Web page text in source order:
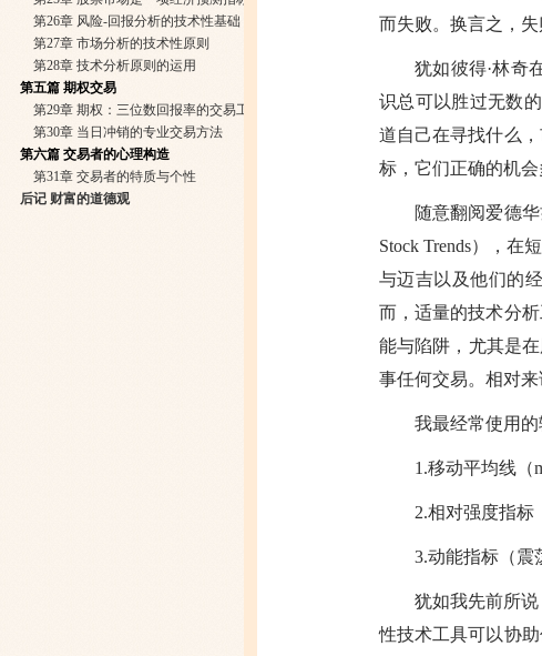
第26章 风险-回报分析的技术性基础
第27章 市场分析的技术性原则
第28章 技术分析原则的运用
第五篇 期权交易
第29章 期权：三位数回报率的交易工具
第30章 当日冲销的专业交易方法
第六篇 交易者的心理构造
第31章 交易者的特质与个性
后记 财富的道德观
而失败。换言之，失
犹如彼得·林奇
识总可以胜过无数
道自己在寻找什么
标，它们正确的机
随意翻阅爱德
Stock Trends），在
与迈吉以及他们的
而，适量的技术分
能与陷阱，尤其是
事任何交易。相对来
我最经常使用的
1.移动平均线（
2.相对强度指标
3.动能指标（震
犹如我先前所
性技术工具可以协